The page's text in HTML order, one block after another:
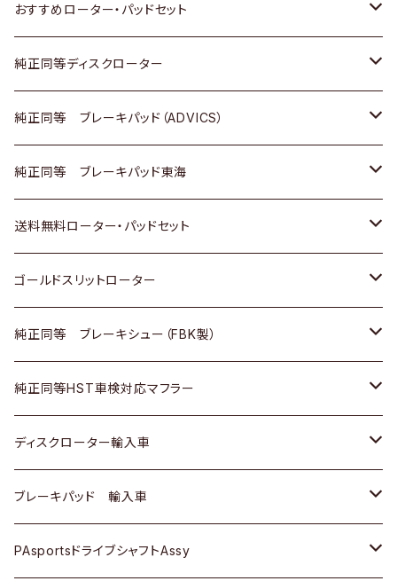
ダイハツ
マツダ
三菱
スバル
日野
三菱ふそう
ＢＭＷ
いすゞ
ダイハツ
マツダ
三菱
日野
三菱ふそう
いすゞ
ダイハツ
三菱
日野
三菱ふそう
その他
スズキ
日産
ダイハツ
マツダ
三菱
スバル
ホンダ
スズキ
日産
いすゞ
ダイハツ
マツダ
三菱
スバル
トヨタ
日産
いすゞ
ダイハツ
マツダ
三菱
おすすめローター・パッドセット
トヨタ
ホンダ
スズキ
日産
ダイハツ
マツダ
三菱
スバル
純正同等ディスクローター
トヨタ
ホンダ
スズキ
日産
いすゞ
ダイハツ
マツダ
三菱
スバル
純正同等 ブレーキパッド（ADVICS）
トヨタ
ホンダ
スズキ
日産
ダイハツ
マツダ
三菱
スバル
純正同等 ブレーキパッド東海
トヨタ
ホンダ
日産
いすゞ
ダイハツ
マツダ
三菱
送料無料ローター・パッドセット
トヨタ
ホンダ
スズキ
日産
ダイハツ
マツダ
ゴールドスリットローター
トヨタ
ホンダ
スズキ
日産
ダイハツ
純正同等 ブレーキシュー（FBK製）
ホンダ
スズキ
日産
ダイハツ
純正同等HST車検対応マフラー
トヨタ
ホンダ
スズキ
ディスクローター輸入車
ＡＵＤＩ
ＢＥＮＺ
ブレーキパッド 輸入車
ＢＥＮＺ
PAsportsドライブシャフトAssy